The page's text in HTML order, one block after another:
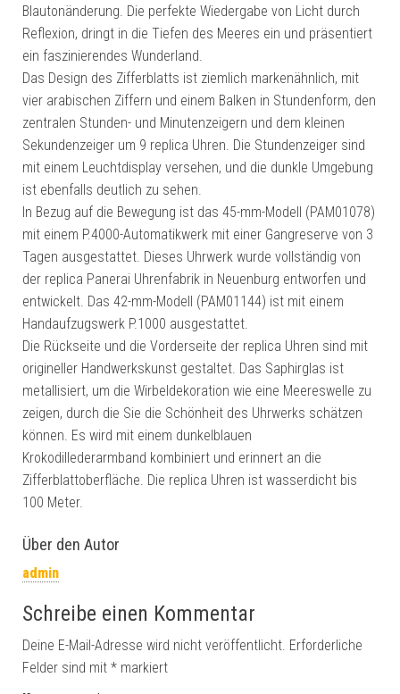
Blautonänderung. Die perfekte Wiedergabe von Licht durch
Reflexion, dringt in die Tiefen des Meeres ein und präsentiert
ein faszinierendes Wunderland.
Das Design des Zifferblatts ist ziemlich markenähnlich, mit
vier arabischen Ziffern und einem Balken in Stundenform, den
zentralen Stunden- und Minutenzeigern und dem kleinen
Sekundenzeiger um 9 replica Uhren. Die Stundenzeiger sind
mit einem Leuchtdisplay versehen, und die dunkle Umgebung
ist ebenfalls deutlich zu sehen.
In Bezug auf die Bewegung ist das 45-mm-Modell (PAM01078)
mit einem P.4000-Automatikwerk mit einer Gangreserve von 3
Tagen ausgestattet. Dieses Uhrwerk wurde vollständig von
der replica Panerai Uhrenfabrik in Neuenburg entworfen und
entwickelt. Das 42-mm-Modell (PAM01144) ist mit einem
Handaufzugswerk P.1000 ausgestattet.
Die Rückseite und die Vorderseite der replica Uhren sind mit
origineller Handwerkskunst gestaltet. Das Saphirglas ist
metallisiert, um die Wirbeldekoration wie eine Meereswelle zu
zeigen, durch die Sie die Schönheit des Uhrwerks schätzen
können. Es wird mit einem dunkelblauen
Krokodillederarmband kombiniert und erinnert an die
Zifferblattoberfläche. Die replica Uhren ist wasserdicht bis
100 Meter.
Über den Autor
admin
Schreibe einen Kommentar
Deine E-Mail-Adresse wird nicht veröffentlicht. Erforderliche
Felder sind mit * markiert